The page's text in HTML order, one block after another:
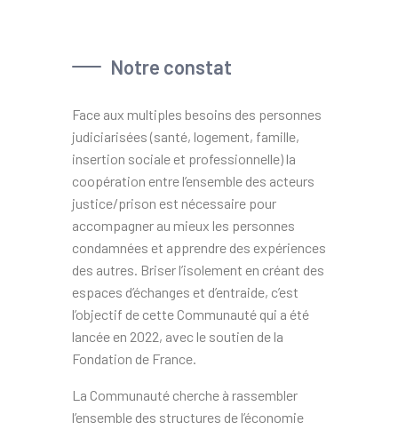
Notre constat
Face aux multiples besoins des personnes
judiciarisées (santé, logement, famille,
insertion sociale et professionnelle) la
coopération entre l’ensemble des acteurs
justice/prison est nécessaire pour
accompagner au mieux les personnes
condamnées et apprendre des expériences
des autres. Briser l’isolement en créant des
espaces d’échanges et d’entraide, c’est
l’objectif de cette Communauté qui a été
lancée en 2022, avec le soutien de la
Fondation de France.
La Communauté cherche à rassembler
l’ensemble des structures de l’économie